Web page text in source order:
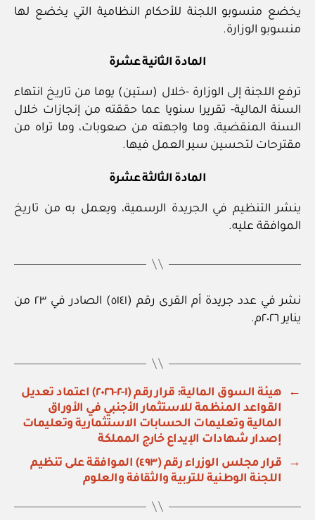
يخضع منسوبو اللجنة للأحكام النظامية التي يخضع لها
منسوبو الوزارة.
المادة الثانية عشرة
ترفع اللجنة إلى الوزارة -خلال (ستين) يوما من تاريخ انتهاء
السنة المالية- تقريرا سنويا عما حققته من إنجازات خلال
السنة المنقضية، وما واجهته من صعوبات، وما تراه من
مقترحات لتحسين سير العمل فيها.
المادة الثالثة عشرة
ينشر التنظيم في الجريدة الرسمية، ويعمل به من تاريخ
الموافقة عليه.
نشر في عدد جريدة أم القرى رقم (٥١٤١) الصادر في ٢٣ من
يناير ٢٠٢٦م.
←
هيئة السوق المالية: قرار رقم (١-٢-٢٠٢٦) اعتماد تعديل
القواعد المنظمة للاستثمار الأجنبي في الأوراق
المالية وتعليمات الحسابات الاستثمارية وتعليمات
إصدار شهادات الإيداع خارج المملكة
→
قرار مجلس الوزراء رقم (٤٩٣) الموافقة على تنظيم
اللجنة الوطنية للتربية والثقافة والعلوم